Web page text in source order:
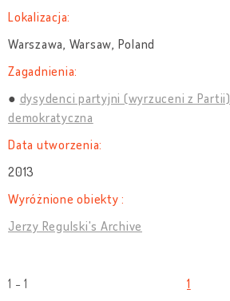
Lokalizacja:
Warszawa, Warsaw, Poland
Zagadnienia:
dysydenci partyjni (wyrzuceni z Partii)
demokratyczna
Data utworzenia:
2013
Wyróżnione obiekty :
Jerzy Regulski's Archive
1 - 1 1